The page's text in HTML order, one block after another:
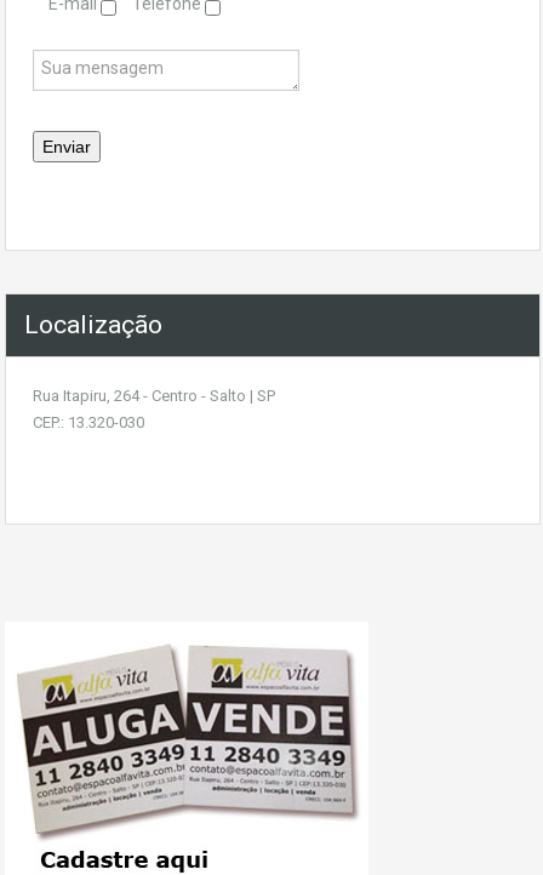
Localização
Rua Itapiru, 264 - Centro - Salto | SP
CEP.: 13.320-030